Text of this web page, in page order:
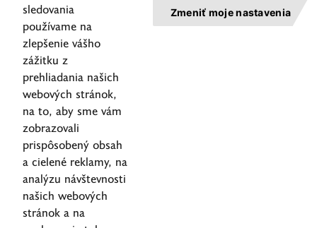
sledovania
používame na
zlepšenie vášho
zážitku z
prehliadania našich
webových stránok,
na to, aby sme vám
zobrazovali
prispôsobený obsah
a cielené reklamy, na
analýzu návštevnosti
našich webových
stránok a na
Zmeniť moje nastavenia
Helpdesk
+421 2 59 499 499